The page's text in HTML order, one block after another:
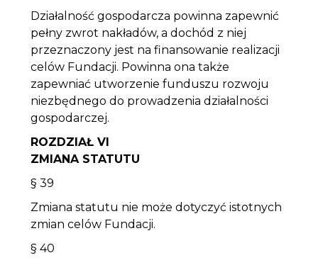
Działalność gospodarcza powinna zapewnić
pełny zwrot nakładów, a dochód z niej
przeznaczony jest na finansowanie realizacji
celów Fundacji. Powinna ona także
zapewniać utworzenie funduszu rozwoju
niezbędnego do prowadzenia działalności
gospodarczej.
ROZDZIAŁ VI
ZMIANA STATUTU
§ 39
Zmiana statutu nie może dotyczyć istotnych
zmian celów Fundacji.
§ 40